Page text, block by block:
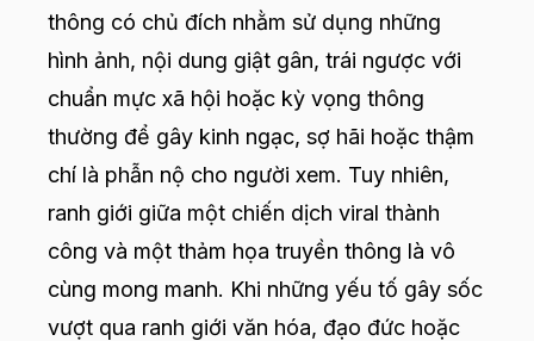
thông có chủ đích nhằm sử dụng những
hình ảnh, nội dung giật gân, trái ngược với
chuẩn mực xã hội hoặc kỳ vọng thông
thường để gây kinh ngạc, sợ hãi hoặc thậm
chí là phẫn nộ cho người xem. Tuy nhiên,
ranh giới giữa một chiến dịch viral thành
công và một thảm họa truyền thông là vô
cùng mong manh. Khi những yếu tố gây sốc
vượt qua ranh giới văn hóa, đạo đức hoặc